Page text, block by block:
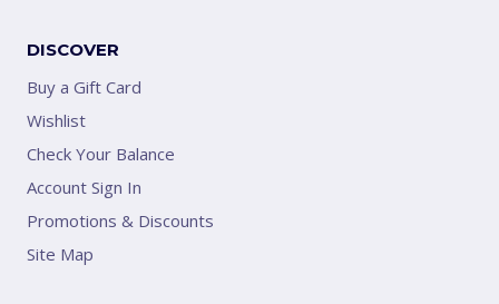
DISCOVER
Buy a Gift Card
Wishlist
Check Your Balance
Account Sign In
Promotions & Discounts
Site Map